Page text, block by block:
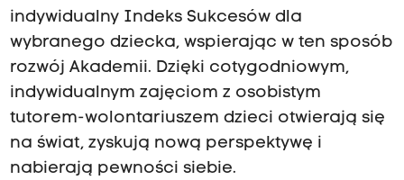
indywidualny Indeks Sukcesów dla
wybranego dziecka, wspierając w ten sposób
rozwój Akademii. Dzięki cotygodniowym,
indywidualnym zajęciom z osobistym
tutorem-wolontariuszem dzieci otwierają się
na świat, zyskują nową perspektywę i
nabierają pewności siebie.
s
z
y
s
z
u
k